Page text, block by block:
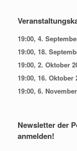
19:00, 4.
19:00, 18.
19:00, 2. Oktober
19:00, 16. Oktober
19:00, 6.
Newsletter der
anmelden!